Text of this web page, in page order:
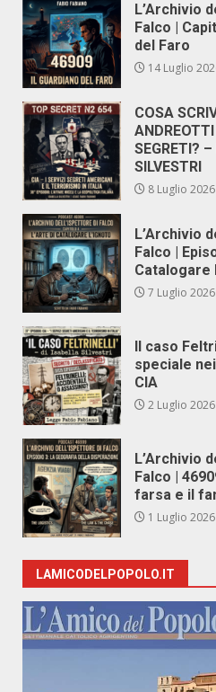
L’Archivio
Falco |
del Faro
14 Luglio
COSA
SEGRETI?
SILVESTRI
8 Luglio 2026
L’Archivio
Falco |
Catalogare
7 Luglio 2026
Il caso
speciale
CIA
2 Luglio 2026
L’Archivio
Falco |
farsa e il
1 Luglio 2026
LAMICODELPOPOLO.IT